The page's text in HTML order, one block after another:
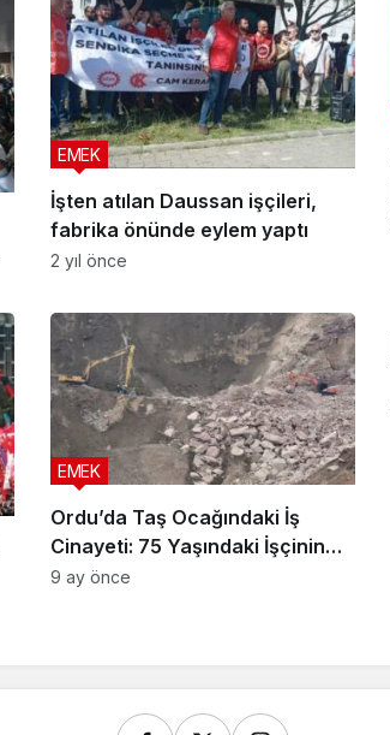
İşten atılan Daussan işçileri,
fabrika önünde eylem yaptı
EMEK
2 yıl önce
Ordu’da Taş Ocağındaki İş
Cinayeti: 75 Yaşındaki İşçinin
Cansız Bedeni 7 Gün Sonra
EMEK
9 ay önce